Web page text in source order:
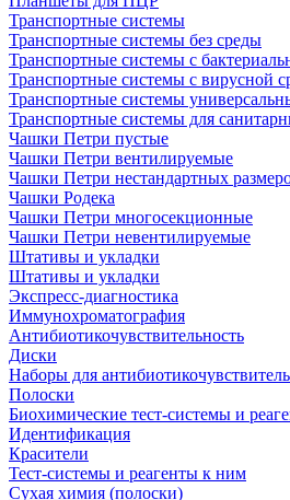
Транспортные системы
Транспортные системы без среды
Транспортные системы с
Транспортные системы с вирусной
Транспортные системы
Транспортные системы для
Чашки Петри пустые
Чашки Петри вентилируемые
Чашки Петри нестандартных
Чашки Родека
Чашки Петри многосекционные
Чашки Петри невентилируемые
Штативы и укладки
Штативы и укладки
Экспресс-диагностика
Иммунохроматография
Антибиотикочувствительность
Диски
Наборы для
Полоски
Биохимические тест-системы и
Идентификация
Красители
Тест-системы и реагенты к ним
Сухая химия (полоски)